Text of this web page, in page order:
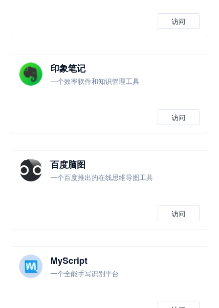
访问
印象笔记
一个效率软件和知识管理工具
访问
百度脑图
一个百度推出的在线思维导图工具
访问
MyScript
一个全能手写识别平台